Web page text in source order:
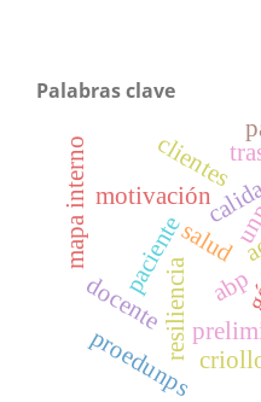
Palabras clave
salud
paciente abp
resiliencia
motivación
docente
proedunps
mapa interno clientes